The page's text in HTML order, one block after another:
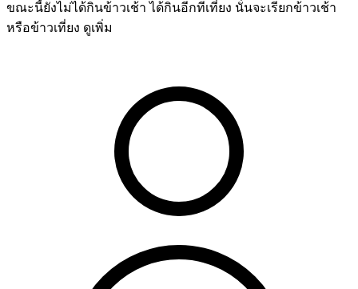
ขณะนี้ยังไม่ได้กินข้าวเช้า ได้กินอีกทีเที่ยง นั่นจะเรียกข้าวเช้า
หรือข้าวเที่ยง ดูเพิ่ม